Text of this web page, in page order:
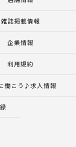
雑誌掲載情報
企業情報
利用規約
働こう♪求人情報